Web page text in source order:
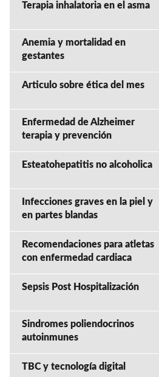
Terapia inhalatoria en el asma
Anemia y mortalidad en
gestantes
Articulo sobre ética del mes
Enfermedad de Alzheimer
terapia y prevención
Esteatohepatitis no alcoholica
Infecciones graves en la piel y
en partes blandas
Recomendaciones para atletas
con enfermedad cardiaca
Sepsis Post Hospitalización
Sindromes poliendocrinos
autoinmunes
TBC y tecnología digital